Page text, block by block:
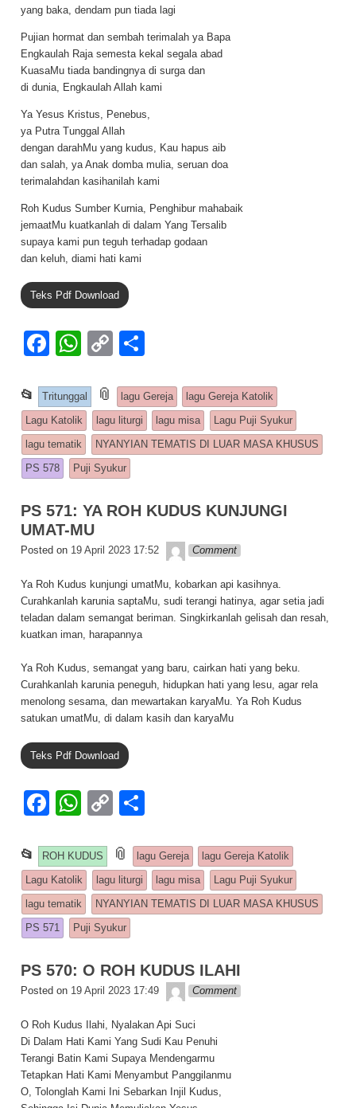
yang baka, dendam pun tiada lagi
Pujian hormat dan sembah terimalah ya Bapa
Engkaulah Raja semesta kekal segala abad
KuasaMu tiada bandingnya di surga dan
di dunia, Engkaulah Allah kami
Ya Yesus Kristus, Penebus,
ya Putra Tunggal Allah
dengan darahMu yang kudus, Kau hapus aib
dan salah, ya Anak domba mulia, seruan doa
terimalahdan kasihanilah kami
Roh Kudus Sumber Kurnia, Penghibur mahabaik
jemaatMu kuatkanlah di dalam Yang Tersalib
supaya kami pun teguh terhadap godaan
dan keluh, diami hati kami
Teks Pdf Download
F
c
e
b
o
k
W
at
s
A
p
C
p
y
Li
n
ar
e
📂 This entry was posted in
Tritunggal 📎 and tagged
lagu Gereja
lagu Gereja Katolik
Lagu Katolik
lagu liturgi lagu misa
Lagu Puji Syukur
lagu tematik
NYANYIAN TEMATIS DI LUAR MASA KHUSUS
PS 578
Puji Syukur
PS 571: YA ROH KUDUS KUNJUNGI
UMAT-MU
Posted on 19 April 2023 17:52 Lapopp music
Comment
Ya Roh Kudus kunjungi umatMu, kobarkan api kasihnya.
Curahkanlah karunia saptaMu, sudi terangi hatinya, agar setia jadi
teladan dalam semangat beriman. Singkirkanlah gelisah dan resah,
kuatkan iman, harapannya
Ya Roh Kudus, semangat yang baru, cairkan hati yang beku.
Curahkanlah karunia peneguh, hidupkan hati yang lesu, agar rela
menolong sesama, dan mewartakan karyaMu. Ya Roh Kudus
satukan umatMu, di dalam kasih dan karyaMu
Teks Pdf Download
F
c
e
b
o
k
W
at
s
A
p
C
p
y
Li
n
ar
e
📂 This entry was posted in
ROH KUDUS 📎 and tagged
lagu Gereja
lagu Gereja Katolik
Lagu Katolik
lagu liturgi lagu misa
Lagu Puji Syukur
lagu tematik
NYANYIAN TEMATIS DI LUAR MASA KHUSUS
PS 571
Puji Syukur
PS 570: O ROH KUDUS ILAHI
Posted on 19 April 2023 17:49 Lapopp music
Comment
O Roh Kudus Ilahi, Nyalakan Api Suci
Di Dalam Hati Kami Yang Sudi Kau Penuhi
Terangi Batin Kami Supaya Mendengarmu
Tetapkan Hati Kami Menyambut Panggilanmu
O, Tolonglah Kami Ini Sebarkan Injil Kudus,